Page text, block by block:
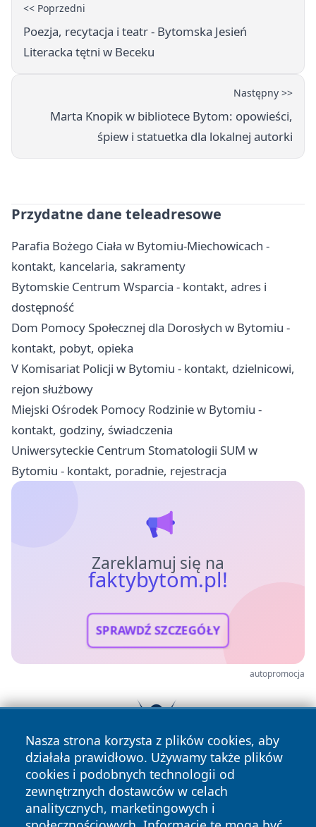
<< Poprzedni
Poezja, recytacja i teatr - Bytomska Jesień
Literacka tętni w Beceku
Następny >>
Marta Knopik w bibliotece Bytom: opowieści,
śpiew i statuetka dla lokalnej autorki
Przydatne dane teleadresowe
Parafia Bożego Ciała w Bytomiu-Miechowicach -
kontakt, kancelaria, sakramenty
Bytomskie Centrum Wsparcia - kontakt, adres i
dostępność
Dom Pomocy Społecznej dla Dorosłych w Bytomiu -
kontakt, pobyt, opieka
V Komisariat Policji w Bytomiu - kontakt, dzielnicowi,
rejon służbowy
Miejski Ośrodek Pomocy Rodzinie w Bytomiu -
kontakt, godziny, świadczenia
Uniwersyteckie Centrum Stomatologii SUM w
Bytomiu - kontakt, poradnie, rejestracja
Zareklamuj się na
faktybytom.pl!
SPRAWDŹ SZCZEGÓŁY
autopromocja
Nasza strona korzysta z plików cookies, aby
działała prawidłowo. Używamy także plików
cookies i podobnych technologii od
zewnętrznych dostawców w celach
analitycznych, marketingowych i